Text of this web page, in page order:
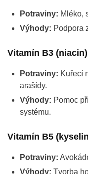
Potraviny: Mléko,
Výhody: Podpora
Vitamín B3 (niacin)
Potraviny: Kuřecí
arašídy.
Výhody: Pomoc
systému.
Vitamín B5
Potraviny:
Výhody: Tvorba